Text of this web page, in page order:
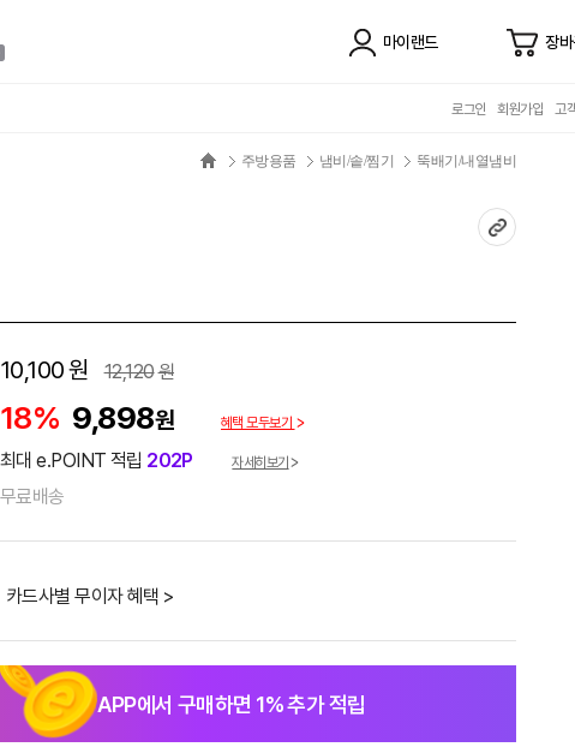
마이랜드 장
로그인 회원가입 고
주방용품 냄비/솥/찜기 뚝배기/내열냄비
10,100원 12,120원
18% 9,898원 혜택 모두보기
최대 e.POINT 적립 202P 자세히보기
무료배송
카드사별 무이자 혜택 >
APP에서 구매하면 1% 추가 적립